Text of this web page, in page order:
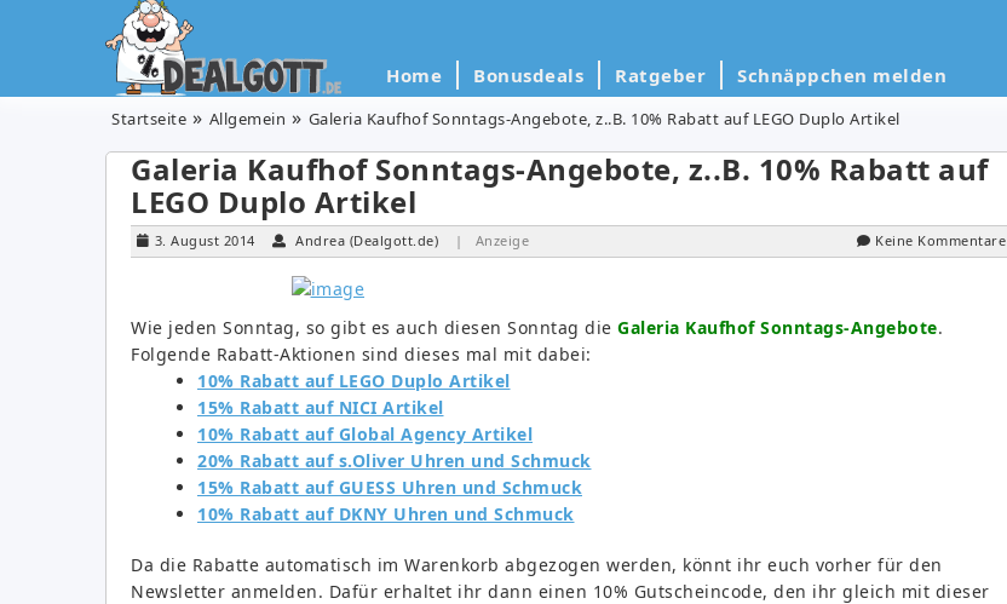
Home Bonusdeals Ratgeber Schnäppchen melden
Startseite Allgemein Galeria Kaufhof Sonntags-Angebote, z..B. 10% Rabatt auf LEGO Duplo Artikel
Galeria Kaufhof Sonntags-Angebote, z..B. 10% Rabatt auf
LEGO Duplo Artikel
3. August 2014 Andrea (Dealgott.de) | Anzeige Keine Kommentare
Wie jeden Sonntag, so gibt es auch diesen Sonntag die Galeria Kaufhof Sonntags-Angebote.
Folgende Rabatt-Aktionen sind dieses mal mit dabei:
10% Rabatt auf LEGO Duplo Artikel
15% Rabatt auf NICI Artikel
10% Rabatt auf Global Agency Artikel
20% Rabatt auf s.Oliver Uhren und Schmuck
15% Rabatt auf GUESS Uhren und Schmuck
10% Rabatt auf DKNY Uhren und Schmuck
Da die Rabatte automatisch im Warenkorb abgezogen werden, könnt ihr euch vorher für den
Newsletter anmelden. Dafür erhaltet ihr dann einen 10% Gutscheincode, den ihr gleich mit dieser